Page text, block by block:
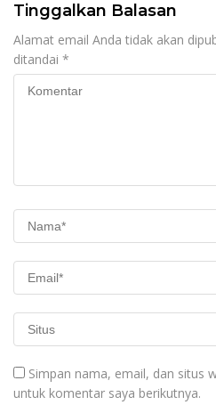
Tinggalkan Balasan
Alamat email Anda tidak akan
ditandai *
Simpan nama, email, dan situs
untuk komentar saya berikutnya.